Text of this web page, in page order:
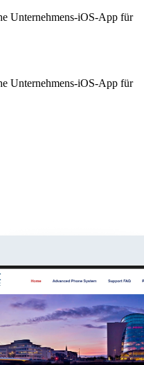
Unternehmens-iOS-App für
Unternehmens-iOS-App für